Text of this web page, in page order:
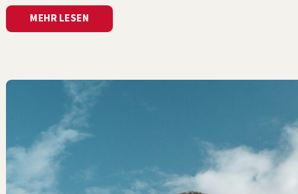
MEHR LESEN